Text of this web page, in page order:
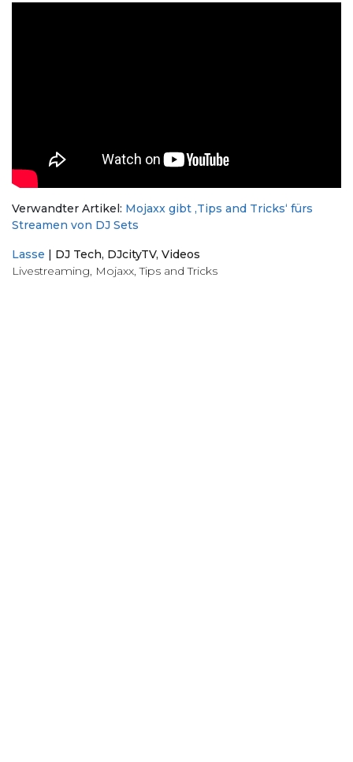
Verwandter Artikel: Mojaxx gibt ‚Tips and Tricks‘ fürs
Streamen von DJ Sets
Lasse | DJ Tech, DJcityTV, Videos
Livestreaming, Mojaxx, Tips and Tricks